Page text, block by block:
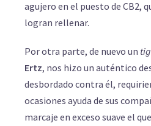
agujero en el puesto de CB2,
logran rellenar.
Por otra parte, de nuevo un
Ertz, nos hizo un auténtico
desbordado contra él,
ocasiones ayuda de sus
marcaje en exceso suave el